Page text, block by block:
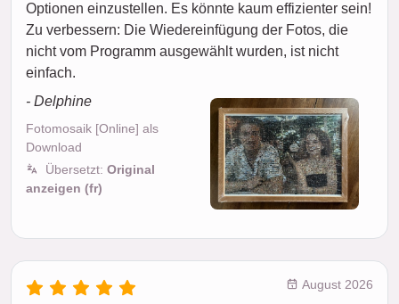
Optionen einzustellen. Es könnte kaum effizienter sein!
Zu verbessern: Die Wiedereinfügung der Fotos, die
nicht vom Programm ausgewählt wurden, ist nicht
einfach.
- Delphine
Fotomosaik [Online] als
Download
Übersetzt: Original
anzeigen (fr)
August 2026